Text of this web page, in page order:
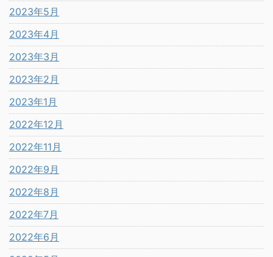
2023年5月
2023年4月
2023年3月
2023年2月
2023年1月
2022年12月
2022年11月
2022年9月
2022年8月
2022年7月
2022年6月